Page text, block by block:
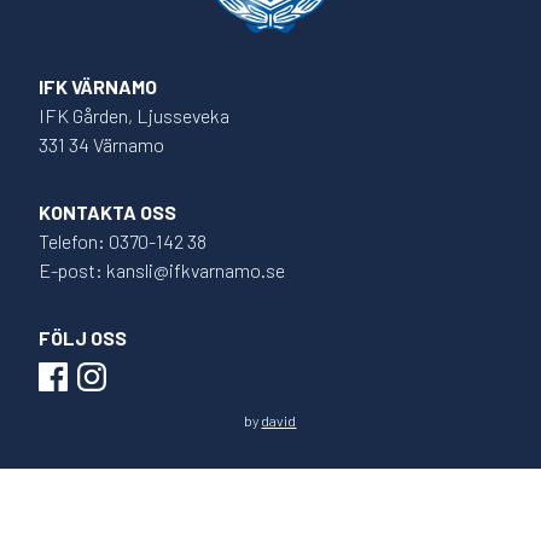
IFK VÄRNAMO
IFK Gården, Ljusseveka
331 34 Värnamo
KONTAKTA OSS
Telefon: 0370-142 38
E-post: kansli@ifkvarnamo.se
FÖLJ OSS
by david